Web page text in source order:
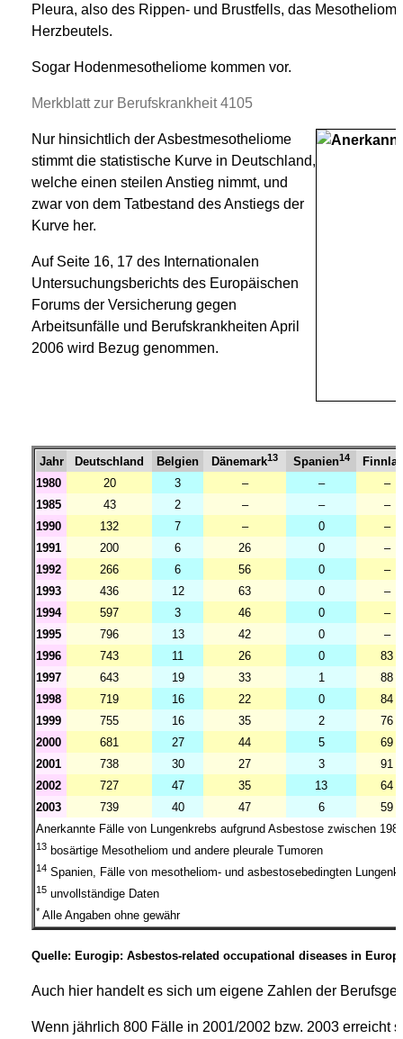
Pleura, also des Rippen- und Brustfells, das
Herzbeutels.
Sogar Hodenmesotheliome kommen vor.
Merkblatt zur Berufskrankheit 4105
Nur hinsichtlich der Asbestmesotheliome
stimmt die statistische Kurve in Deutschland,
welche einen steilen Anstieg nimmt, und
zwar von dem Tatbestand des Anstiegs der
Kurve her.
Auf Seite 16, 17 des Internationalen
Untersuchungsberichts des Europäischen
Forums der Versicherung gegen
Arbeitsunfälle und Berufskrankheiten April
2006 wird Bezug genommen.
Jahr Deutschland Belgien Dänemark13 Spanien14
1980
20 3 – –
–
1985
43 2 – –
–
1990
132 7 – 0
–
1991
200 6 26 0
–
1992
266 6 56 0
–
1993
436 12 63 0
–
1994
597 3 46 0
–
1995
796 13 42 0
–
1996
743 11 26 0
83
1997
643 19 33 1
88
1998
719 16 22 0
84
1999
755 16 35 2
76
2000
681 27 44 5
69
2001
738 30 27 3
91
2002
727 47 35 13
64
2003
739 40 47 6
59
Anerkannte Fälle von Lungenkrebs aufgrund Asbestose zwischen
13 bosärtige Mesotheliom und andere pleurale Tumoren
14 Spanien, Fälle von mesotheliom- und asbestosebedingten
15 unvollständige Daten
* Alle Angaben ohne gewähr
Quelle: Eurogip: Asbestos-related occupational diseases in
Auch hier handelt es sich um eigene Zahlen der
Wenn jährlich 800 Fälle in 2001/2002 bzw. 2003 erreicht